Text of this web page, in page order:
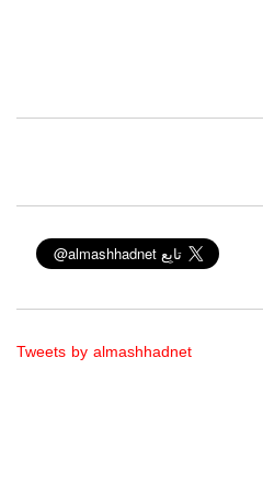
Tweets by almashhadnet